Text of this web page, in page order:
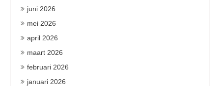
juni 2026
mei 2026
april 2026
maart 2026
februari 2026
januari 2026